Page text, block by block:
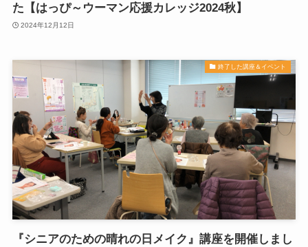
た【はっぴ～ウーマン応援カレッジ2024秋】
2024年12月12日
終了した講座＆イベント
『シニアのための晴れの日メイク』講座を開催しまし